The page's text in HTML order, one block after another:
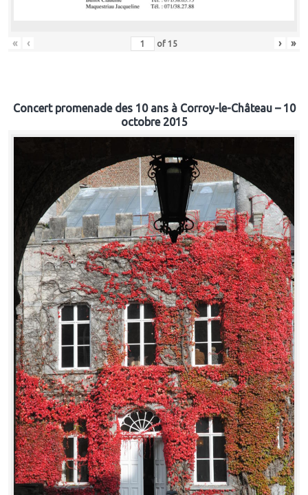
« ‹ of 15 › »
Concert promenade des 10 ans à Corroy-le-Château – 10
octobre 2015